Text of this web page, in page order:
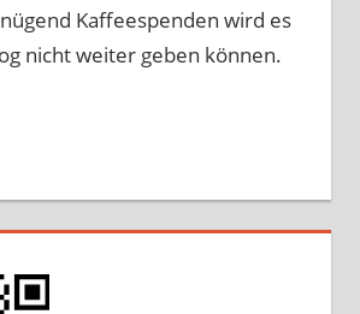
Kaffeespenden wird es
nicht weiter geben können.